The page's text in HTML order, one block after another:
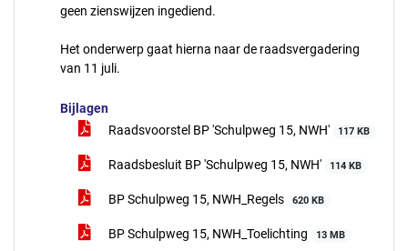
geen zienswijzen ingediend.
Het onderwerp gaat hierna naar de raadsvergadering
van 11 juli.
Bijlagen
Raadsvoorstel BP 'Schulpweg 15, NWH'
117 KB
Raadsbesluit BP 'Schulpweg 15, NWH' 114 KB
BP Schulpweg 15, NWH_Regels 620 KB
BP Schulpweg 15, NWH_Toelichting 13 MB